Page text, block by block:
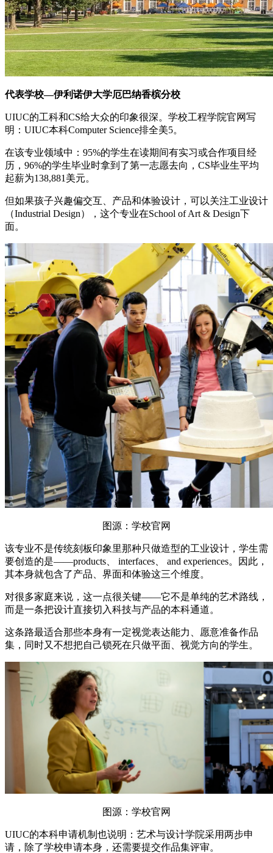
代表学校—伊利诺伊大学厄巴纳香槟分校
UIUC的工科和CS给大众的印象很深。学校工程学院官网写
明：UIUC本科Computer Science排全美5。
在该专业领域中：95%的学生在读期间有实习或合作项目经
历，96%的学生毕业时拿到了第一志愿去向，CS毕业生平均
起薪为138,881美元。
但如果孩子兴趣偏交互、产品和体验设计，可以关注工业设计
（Industrial Design），这个专业在School of Art & Design下
面。
图源：学校官网
该专业不是传统刻板印象里那种只做造型的工业设计，学生需
要创造的是——products、 interfaces、 and experiences。因此，
其本身就包含了产品、界面和体验这三个维度。
对很多家庭来说，这一点很关键——它不是单纯的艺术路线，
而是一条把设计直接切入科技与产品的本科通道。
这条路最适合那些本身有一定视觉表达能力、愿意准备作品
集，同时又不想把自己锁死在只做平面、视觉方向的学生。
图源：学校官网
UIUC的本科申请机制也说明：艺术与设计学院采用两步申
请，除了学校申请本身，还需要提交作品集评审。